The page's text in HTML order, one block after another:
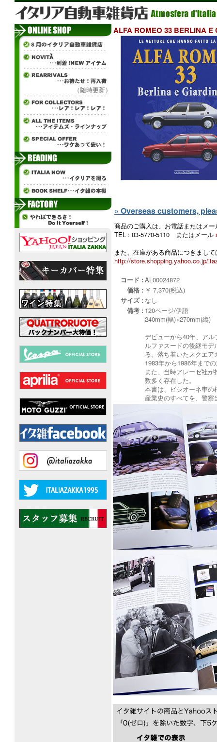
（随時更新）
ALFA ROMEO 33 BERLINA E
» Overseas customers,
商品のご購入は、お電話またはメ
TEL : 03-5770-5110 またはメール
また、在庫がある商品につきまし
http://store.shopping.yahoo.co.jp/
コード : AL00024872
価格 : ￥ 7,370(税込)
サイズ : なし
備考 : 120ページ/伊語
240mm(幅)×270mm(縦)
デビューから40年、ア
ルファスードの後継モ
る。落ち着いたスクエ
1983年から1986年まで
また、当時アレーゼ社
数多く存在した。
本書は、ビシオーネ車
産業史のすべてを、警